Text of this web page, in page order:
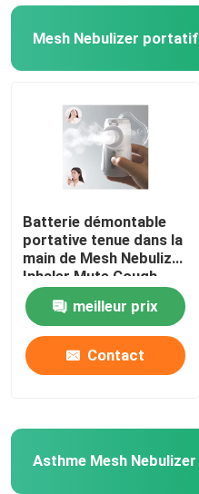
Mesh Nebulizer portatif
Batterie démontable
portative tenue dans la
main de Mesh Nebulizer
Inhaler Mute Cough
meilleur prix
Contact
Asthme Mesh Nebulizer